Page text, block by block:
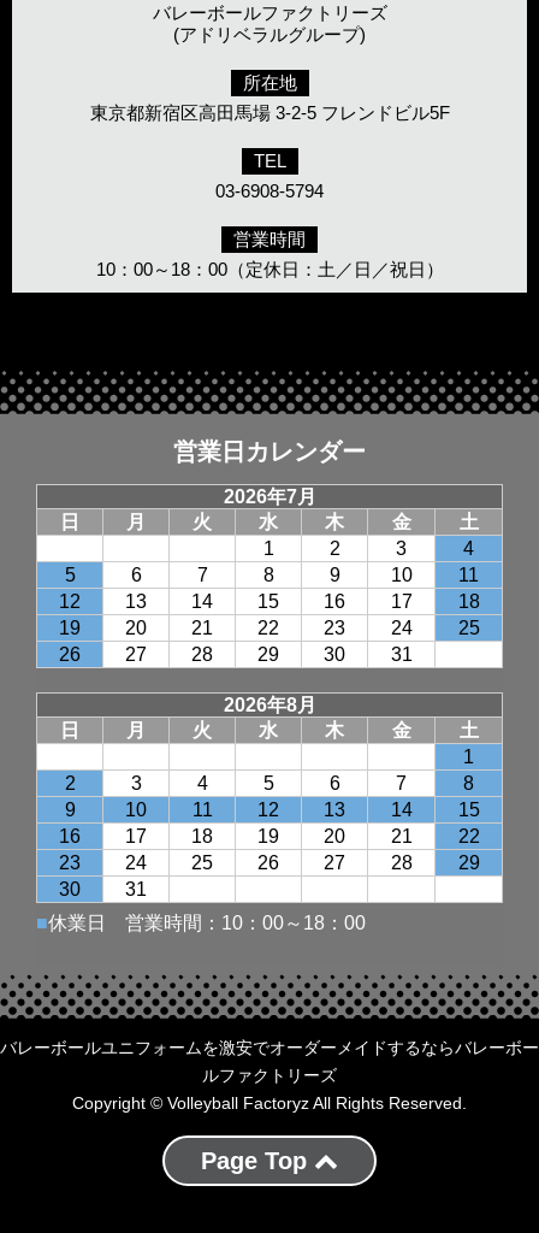
バレーボールファクトリーズ
(アドリベラルグループ)
所在地
東京都新宿区高田馬場 3-2-5 フレンドビル5F
TEL
03-6908-5794
営業時間
10：00～18：00（定休日：土／日／祝日）
営業日カレンダー
バレーボールユニフォームを激安でオーダーメイドするならバレーボー
ルファクトリーズ
Copyright © Volleyball Factoryz All Rights Reserved.
Page Top